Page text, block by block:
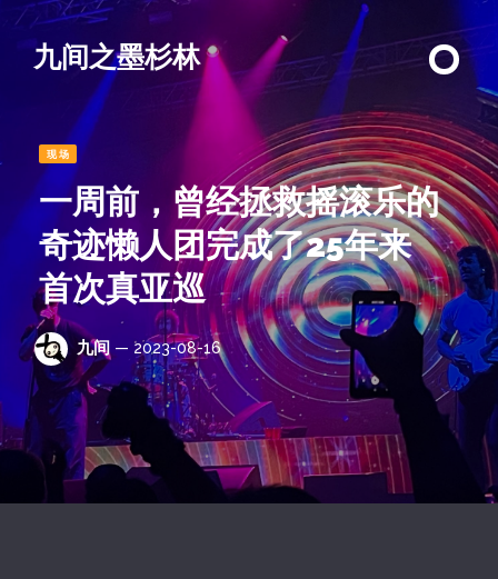
九间之墨杉林
现场
一周前，曾经拯救摇滚乐的
奇迹懒人团完成了25年来
首次真亚巡
九间 — 2023-08-16